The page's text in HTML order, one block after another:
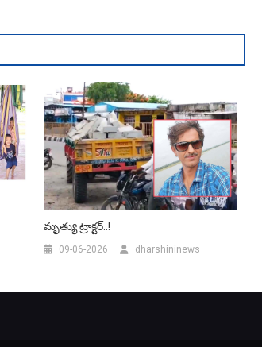
మృత్యు ట్రాక్టర్..!
09-06-2026 dharshininews